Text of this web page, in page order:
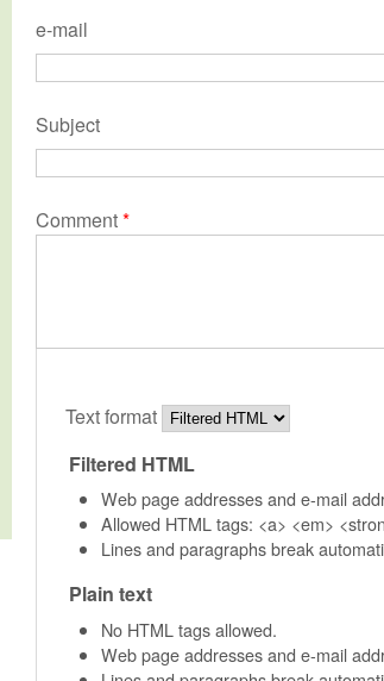
e-mail
Subject
Comment*
Text format
Filtered HTML
Web page addresses and e-mail
Allowed HTML tags: <a> <em>
Lines and paragraphs break
Plain text
No HTML tags allowed.
Web page addresses and e-mail